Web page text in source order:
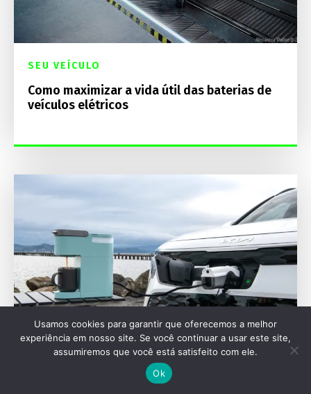
SEU VEÍCULO
Como maximizar a vida útil das baterias de
veículos elétricos
Usamos cookies para garantir que oferecemos a melhor
experiência em nosso site. Se você continuar a usar este site,
assumiremos que você está satisfeito com ele.
Ok